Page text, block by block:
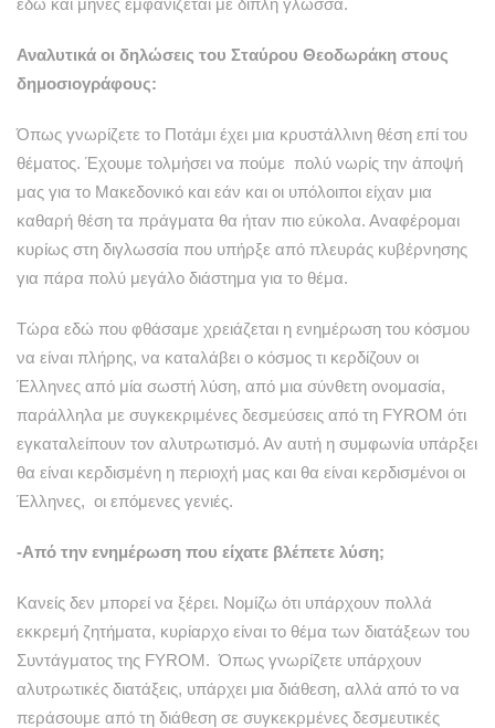
Αναλυτικά οι δηλώσεις του Σταύρου Θεοδωράκη στους
δημοσιογράφους:
Όπως γνωρίζετε το Ποτάμι έχει μια κρυστάλλινη θέση επί του
θέματος. Έχουμε τολμήσει να πούμε πολύ νωρίς την άποψή
μας για το Μακεδονικό και εάν και οι υπόλοιποι είχαν μια
καθαρή θέση τα πράγματα θα ήταν πιο εύκολα. Αναφέρομαι
κυρίως στη διγλωσσία που υπήρξε από πλευράς κυβέρνησης
για πάρα πολύ μεγάλο διάστημα για το θέμα.
Τώρα εδώ που φθάσαμε χρειάζεται η ενημέρωση του κόσμου
να είναι πλήρης, να καταλάβει ο κόσμος τι κερδίζουν οι
Έλληνες από μία σωστή λύση, από μια σύνθετη ονομασία,
παράλληλα με συγκεκριμένες δεσμεύσεις από τη FYROM ότι
εγκαταλείπουν τον αλυτρωτισμό. Αν αυτή η συμφωνία υπάρξει
θα είναι κερδισμένη η περιοχή μας και θα είναι κερδισμένοι οι
Έλληνες, οι επόμενες γενιές.
-Από την ενημέρωση που είχατε βλέπετε λύση;
Κανείς δεν μπορεί να ξέρει. Νομίζω ότι υπάρχουν πολλά
εκκρεμή ζητήματα, κυρίαρχο είναι το θέμα των διατάξεων του
Συντάγματος της FYROM. Όπως γνωρίζετε υπάρχουν
αλυτρωτικές διατάξεις, υπάρχει μια διάθεση, αλλά από το να
περάσουμε από τη διάθεση σε συγκεκρμένες δεσμευτικές